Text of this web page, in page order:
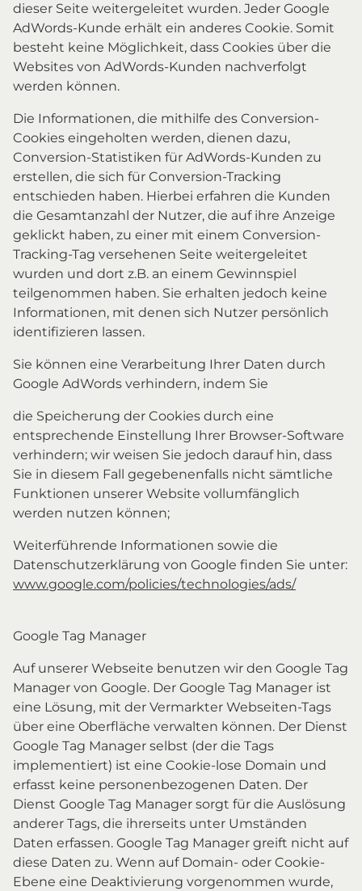
dieser Seite weitergeleitet wurden. Jeder Google
AdWords-Kunde erhält ein anderes Cookie. Somit
besteht keine Möglichkeit, dass Cookies über die
Websites von AdWords-Kunden nachverfolgt
werden können.
Die Informationen, die mithilfe des Conversion-
Cookies eingeholten werden, dienen dazu,
Conversion-Statistiken für AdWords-Kunden zu
erstellen, die sich für Conversion-Tracking
entschieden haben. Hierbei erfahren die Kunden
die Gesamtanzahl der Nutzer, die auf ihre Anzeige
geklickt haben, zu einer mit einem Conversion-
Tracking-Tag versehenen Seite weitergeleitet
wurden und dort z.B. an einem Gewinnspiel
teilgenommen haben. Sie erhalten jedoch keine
Informationen, mit denen sich Nutzer persönlich
identifizieren lassen.
Sie können eine Verarbeitung Ihrer Daten durch
Google AdWords verhindern, indem Sie
die Speicherung der Cookies durch eine
entsprechende Einstellung Ihrer Browser-Software
verhindern; wir weisen Sie jedoch darauf hin, dass
Sie in diesem Fall gegebenenfalls nicht sämtliche
Funktionen unserer Website vollumfänglich
werden nutzen können;
Weiterführende Informationen sowie die
Datenschutzerklärung von Google finden Sie unter:
www.google.com/policies/technologies/ads/
Google Tag Manager
Auf unserer Webseite benutzen wir den Google Tag
Manager von Google. Der Google Tag Manager ist
eine Lösung, mit der Vermarkter Webseiten-Tags
über eine Oberfläche verwalten können. Der Dienst
Google Tag Manager selbst (der die Tags
implementiert) ist eine Cookie-lose Domain und
erfasst keine personenbezogenen Daten. Der
Dienst Google Tag Manager sorgt für die Auslösung
anderer Tags, die ihrerseits unter Umständen
Daten erfassen. Google Tag Manager greift nicht auf
diese Daten zu. Wenn auf Domain- oder Cookie-
Ebene eine Deaktivierung vorgenommen wurde,